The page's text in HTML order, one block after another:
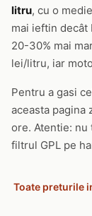
litru, cu o
mai ieftin decât
20-30% mai
lei/litru, iar
Pentru a gasi
aceasta pagina
ore. Atentie:
filtrul GPL pe
Toate preturile